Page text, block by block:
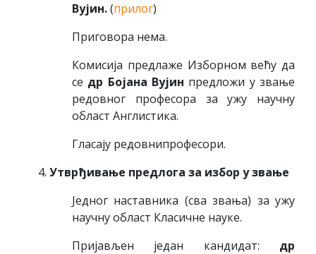
Вујин.(прилог)
Приговора нема.
Комисија предлаже Изборном већу да
се др Бојана Вујин предложи у звање
редовног професора за ужу научну
област Англистика.
Гласају редовнипрофесори.
Утврђивање предлога за избор у звање
Једног наставника (сва звања) за ужу
научну област Класичне науке.
Пријављен један кандидат: др